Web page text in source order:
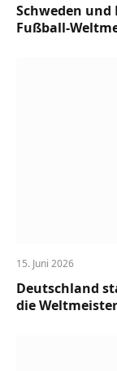
Schweden
Fußball-
15. Juni 2026
Deutschland
die